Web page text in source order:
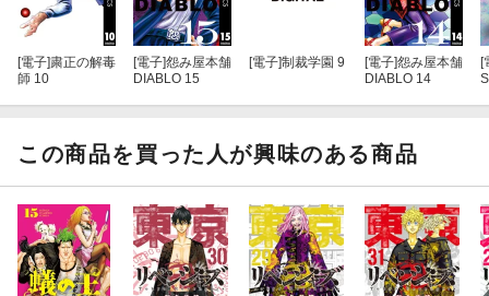
[電子]粛正の解毒
師 10
[電子]怨み屋本舗
DIABLO 15
[電子]制裁学園 9 [電子]怨み屋本舗
DIABLO 14
[
この商品を買った人が興味のある商品